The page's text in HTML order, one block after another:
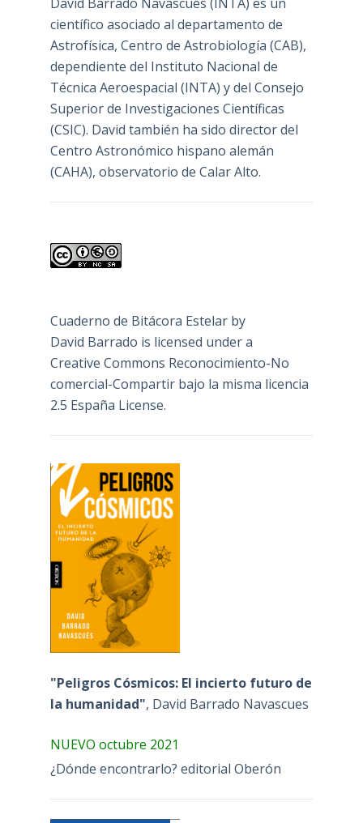
científico asociado al departamento de
Astrofísica, Centro de Astrobiología (CAB),
dependiente del Instituto Nacional de
Técnica Aeroespacial (INTA) y del Consejo
Superior de Investigaciones Científicas
(CSIC). David también ha sido director del
Centro Astronómico hispano alemán
(CAHA), observatorio de Calar Alto.
Cuaderno de Bitácora Estelarby
David Barrado is licensed under a
Creative Commons Reconocimiento-No
comercial-Compartir bajo la misma licencia
2.5 España License.
"Peligros Cósmicos: El incierto futuro de
la humanidad", David Barrado Navascues
NUEVO octubre 2021
¿Dónde encontrarlo? editorial Oberón